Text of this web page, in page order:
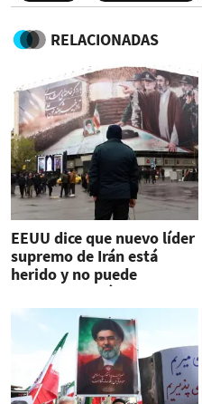
RELACIONADAS
EEUU dice que nuevo líder
supremo de Irán está
herido y no puede
aparecer en público